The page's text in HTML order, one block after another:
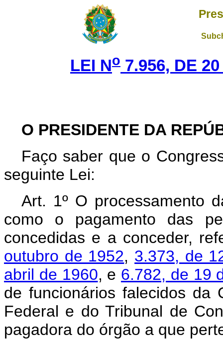
LEI No 7.956, DE
O PRESIDENTE DA
Faço saber que o
seguinte Lei:
Art. 1º O processamento
como o pagamento das
concedidas e a conceder,
outubro de 1952, 3.373, de
abril de 1960, e 6.782, de 19
de funcionários falecidos da
Federal e do Tribunal de
pagadora do órgão a que